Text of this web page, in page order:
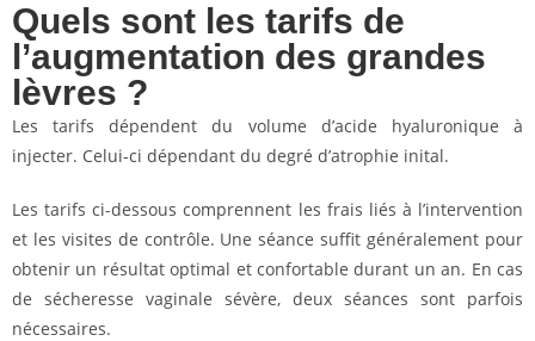
Quels sont les tarifs de
l’augmentation des grandes
lèvres ?
Les tarifs dépendent du volume d’acide hyaluronique à
injecter. Celui-ci dépendant du degré d’atrophie inital.
Les tarifs ci-dessous comprennent les frais liés à l’intervention
et les visites de contrôle. Une séance suffit généralement pour
obtenir un résultat optimal et confortable durant un an. En cas
de sécheresse vaginale sévère, deux séances sont parfois
nécessaires.